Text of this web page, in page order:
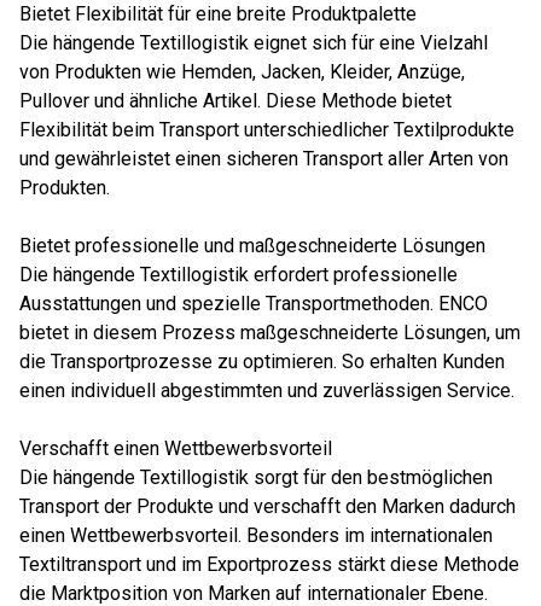
Bietet Flexibilität für eine breite Produktpalette
Die hängende Textillogistik eignet sich für eine Vielzahl
von Produkten wie Hemden, Jacken, Kleider, Anzüge,
Pullover und ähnliche Artikel. Diese Methode bietet
Flexibilität beim Transport unterschiedlicher Textilprodukte
und gewährleistet einen sicheren Transport aller Arten von
Produkten.
Bietet professionelle und maßgeschneiderte Lösungen
Die hängende Textillogistik erfordert professionelle
Ausstattungen und spezielle Transportmethoden. ENCO
bietet in diesem Prozess maßgeschneiderte Lösungen, um
die Transportprozesse zu optimieren. So erhalten Kunden
einen individuell abgestimmten und zuverlässigen Service.
Verschafft einen Wettbewerbsvorteil
Die hängende Textillogistik sorgt für den bestmöglichen
Transport der Produkte und verschafft den Marken dadurch
einen Wettbewerbsvorteil. Besonders im internationalen
Textiltransport und im Exportprozess stärkt diese Methode
die Marktposition von Marken auf internationaler Ebene.